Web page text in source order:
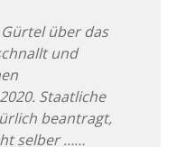
über das
und
Staatliche
beantragt,
selber ……